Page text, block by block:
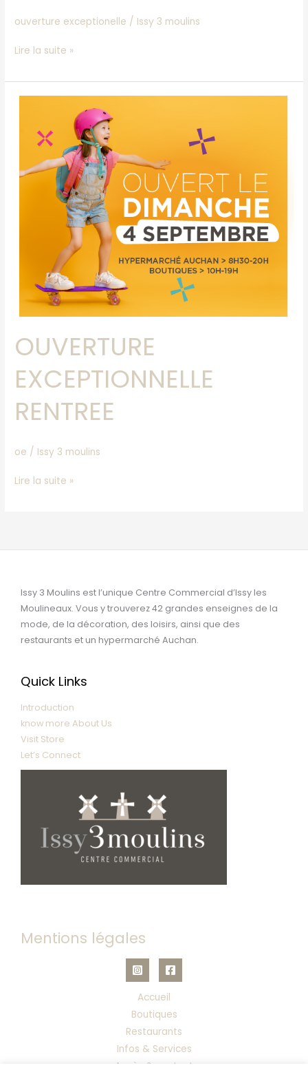
ouverture exceptionelle / Issy 3 moulins
Lire la suite »
OUVERTURE
EXCEPTIONNELLE
RENTREE
oe / Issy 3 moulins
EXCEPTIONNELLE
RENTREE
Lire la suite »
Issy 3 Moulins est l’unique Centre Commercial d’Issy les
Moulineaux. Vous y trouverez 42 grandes enseignes de la
mode, de la décoration, des loisirs, ainsi que des
restaurants et un hypermarché Auchan.
Quick Links
Introduction
know more About Us
Visit Store
Let’s Connect
Mentions légales
Accueil
Boutiques
Restaurants
Infos & Services
Accès & contact